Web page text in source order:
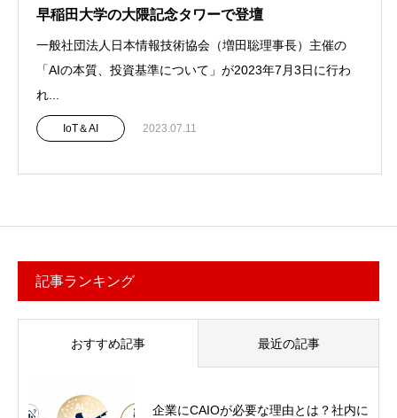
早稲田大学の大隈記念タワーで登壇
一般社団法人日本情報技術協会（増田聡理事長）主催の
「AIの本質、投資基準について」が2023年7月3日に行わ
れ...
IoT＆AI 2023.07.11
記事ランキング
おすすめ記事 最近の記事
企業にCAIOが必要な理由とは？社内に